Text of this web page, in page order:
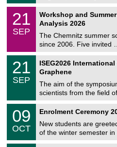
n2
0
2
6
a
2
1
/
0
2
0
2
6
21
SEP
Workshop and
Analysis 2026
The Chemnitz summer
since 2006. Five invited …
n
2
1
/
0
2
0
2
6
21
SEP
ISEG2026
Graphene
The aim of the
scientists from the field
m
0
9
/
1
0
09
OCT
Enrolment Ceremony
New students are
of the winter semester in